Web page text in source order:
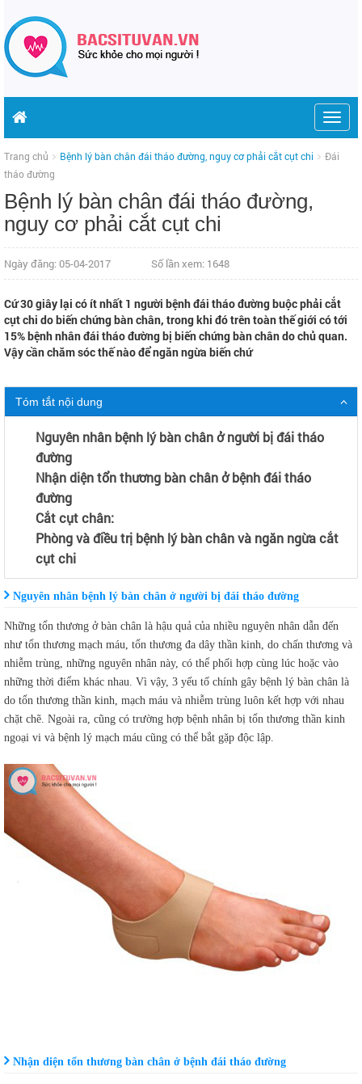
Trang chủ Bệnh lý bàn chân đái tháo đường, nguy cơ phải cắt cụt chi
Đái
tháo đường
Bệnh lý bàn chân đái tháo đường,
nguy cơ phải cắt cụt chi
Ngày đăng: 05-04-2017 Số lần xem: 1648
Cứ 30 giây lại có ít nhất 1 người bệnh đái tháo đường buộc phải cắt
cụt chi do biến chứng bàn chân, trong khi đó trên toàn thế giới có tới
15% bệnh nhân đái tháo đường bị biến chứng bàn chân do chủ quan.
Vậy cần chăm sóc thế nào để ngăn ngừa biến chứ
Tóm tắt nội dung
Nguyên nhân bệnh lý bàn chân ở người bị đái tháo
đường
Nhận diện tổn thương bàn chân ở bệnh đái tháo
đường
Cắt cụt chân:
Phòng và điều trị bệnh lý bàn chân và ngăn ngừa cắt
cụt chi
Nguyên nhân bệnh lý bàn chân ở người bị đái tháo đường
Những tổn thương ở bàn chân là hậu quả của nhiều nguyên nhân dẫn đến
như tổn thương mạch máu, tổn thương đa dây thần kinh, do chấn thương và
nhiễm trùng, những nguyên nhân này, có thể phối hợp cùng lúc hoặc vào
những thời điểm khác nhau. Vì vậy, 3 yếu tố chính gây bệnh lý bàn chân là
do tổn thương thần kinh, mạch máu và nhiễm trùng luôn kết hợp với nhau
chặt chẽ. Ngoài ra, cũng có trường hợp bệnh nhân bị tổn thương thần kinh
ngoại vi và bệnh lý mạch máu cũng có thể bắt gặp độc lập.
Nhận diện tổn thương bàn chân ở bệnh đái tháo đường